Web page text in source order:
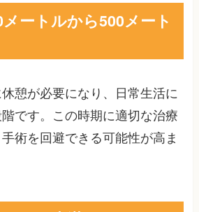
ートルから500メート
憩が必要になり、日常生活に
です。この時期に適切な治療
術を回避できる可能性が高ま